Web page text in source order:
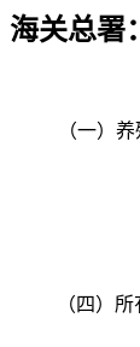
海关总署
（一）养殖
（四）所有